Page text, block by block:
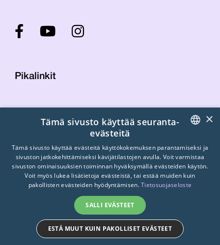
Pikalinkit
Laskutustiedot
Tietosuojaseloste
Turvallisemman tilan periaatteet
© 2026 STTK. Made with ❤ byAvoin.Systems
FINNISH
SWEDISH
×
Tämä sivusto käyttää seuranta-
evästeitä
Tämä sivusto käyttää evästeitä käyttökokemuksen parantamiseksi ja
sivuston jatkokehittämiseksi kävijätilastojen avulla. Voit varmistaa
sivuston ominaisuuksien toiminnan hyväksymällä evästeiden käytön.
Voit myös lukea lisätietoja evästeistä, tai estää muiden kuin
pakollisten evästeiden hyödyntämisen.Tietosuojaseloste
SALLI EVÄSTEET
ESTÄ MUUT KUIN PAKOLLISET EVÄSTEET